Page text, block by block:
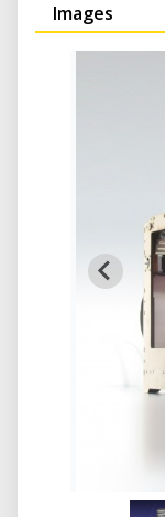
Images